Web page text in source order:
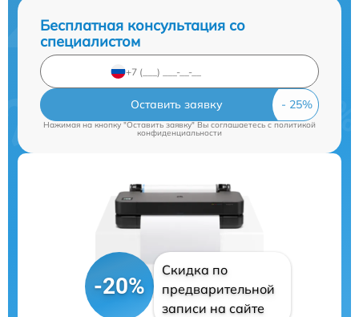
Бесплатная консультация со
специалистом
Оставить заявку
Нажимая на кнопку "Оставить заявку" Вы соглашаетесь cполитикой
конфиденциальности
-20%
Скидка по
предварительной
записи на сайте